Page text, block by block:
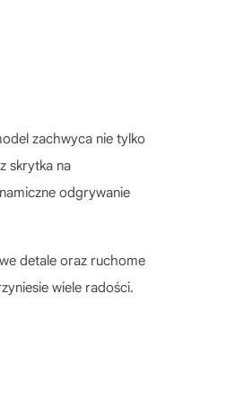
zachwyca nie tylko
skrytka na
odgrywanie
detale oraz ruchome
wiele radości.